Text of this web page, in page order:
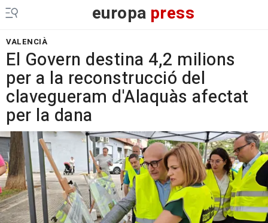
europa press
VALENCIÀ
El Govern destina 4,2 milions
per a la reconstrucció del
clavegueram d'Alaquàs afectat
per la dana